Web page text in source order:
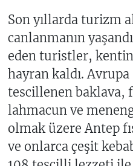
Son yıllarda turizm
canlanmanın
eden turistler,
hayran kaldı.
tescillenen baklava,
lahmacun ve
olmak üzere Antep
ve onlarca çeşit